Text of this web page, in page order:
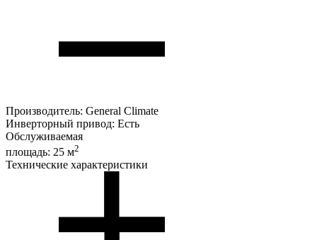
Производитель: General Climate
Инверторный привод: Есть
Обслуживаемая
площадь: 25 м2
Технические характеристики